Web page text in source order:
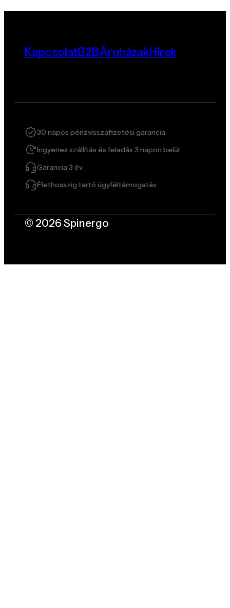
KapcsolatB2BÁruházakHírek
30 napos pénzvisszafizetési garancia
Ingyenes szállítás és feladás 3 napon belül
Garancia 3 év
Élethosszig tartó ügyféltámogatás
© 2026 Spinergo